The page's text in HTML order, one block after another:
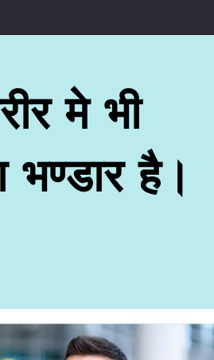
मे भी
भण्डार है।